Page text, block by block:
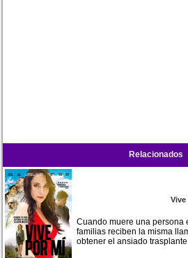
Relacionados
Vive
Cuando muere una persona
familias reciben la misma
obtener el ansiado trasplante